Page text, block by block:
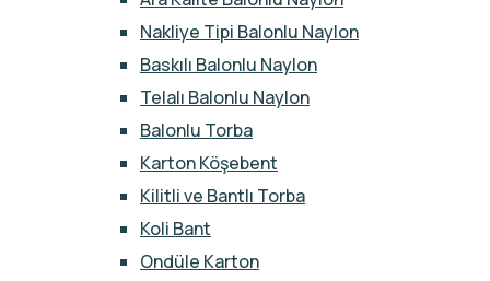
Nakliye Tipi Balonlu Naylon
Baskılı Balonlu Naylon
Telalı Balonlu Naylon
Balonlu Torba
Karton Köşebent
Kilitli ve Bantlı Torba
Koli Bant
Ondüle Karton